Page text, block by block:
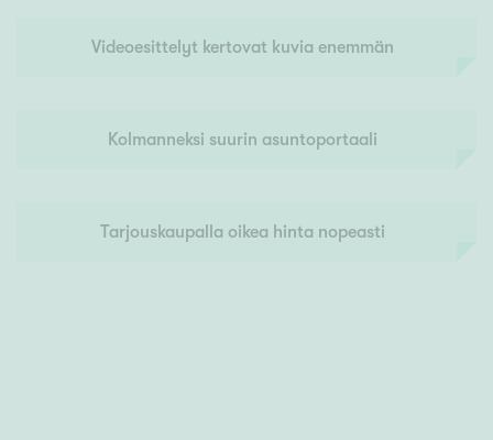
Videoesittelyt kertovat kuvia enemmän
Kolmanneksi suurin asuntoportaali
Tarjouskaupalla oikea hinta nopeasti